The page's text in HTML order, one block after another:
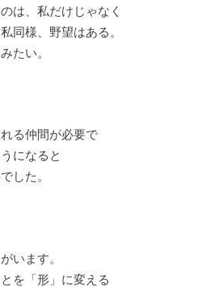
は、私だけじゃなく
同様、野望はある。
たい。
る仲間が必要で
になると
した。
います。
を「形」に変える